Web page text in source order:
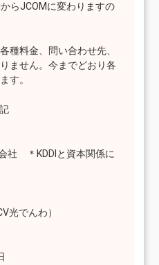
らJCOMに変わりますの
種料金、問い合わせ先、
ません。今までどおり各
す。
記
社 ＊KDDIと資本関係に
光でんわ）